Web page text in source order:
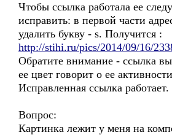
Чтобы ссылка работала ее
исправить: в первой части
удалить букву - s. Получится :
http://stihi.ru/pics/2014/09/16/
Обратите внимание - ссылка
ее цвет говорит о ее
Исправленная ссылка работает.
Вопрос:
Картинка лежит у меня на